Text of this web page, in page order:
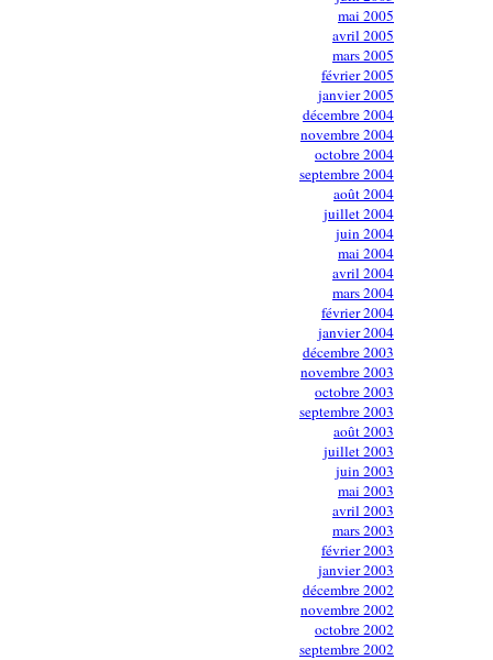
mai 2005
avril 2005
mars 2005
février 2005
janvier 2005
décembre 2004
novembre 2004
octobre 2004
septembre 2004
août 2004
juillet 2004
juin 2004
mai 2004
avril 2004
mars 2004
février 2004
janvier 2004
décembre 2003
novembre 2003
octobre 2003
septembre 2003
août 2003
juillet 2003
juin 2003
mai 2003
avril 2003
mars 2003
février 2003
janvier 2003
décembre 2002
novembre 2002
octobre 2002
septembre 2002